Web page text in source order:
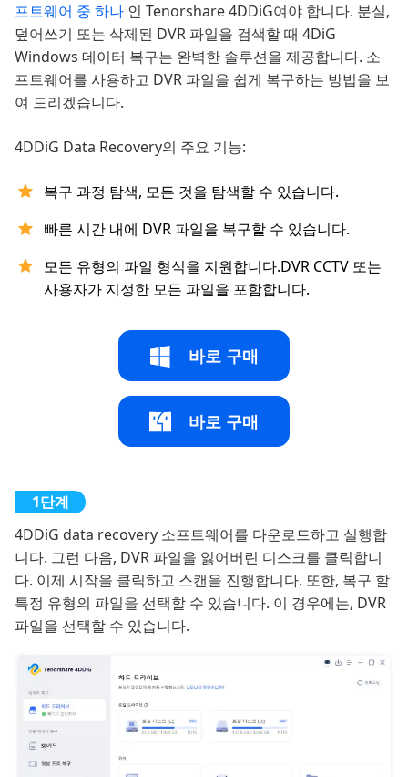
프트웨어 중 하나 인 Tenorshare 4DDiG여야 합니다. 분실,
덮어쓰기 또는 삭제된 DVR 파일을 검색할 때 4DiG
Windows 데이터 복구는 완벽한 솔루션을 제공합니다. 소
프트웨어를 사용하고 DVR 파일을 쉽게 복구하는 방법을 보
여 드리겠습니다.
4DDiG Data Recovery의 주요 기능:
복구 과정 탐색, 모든 것을 탐색할 수 있습니다.
빠른 시간 내에 DVR 파일을 복구할 수 있습니다.
모든 유형의 파일 형식을 지원합니다.DVR CCTV 또는
사용자가 지정한 모든 파일을 포함합니다.
바로 구매
바로 구매
4DDiG data recovery 소프트웨어를 다운로드하고 실행합
니다. 그런 다음, DVR 파일을 잃어버린 디스크를 클릭합니
다. 이제 시작을 클릭하고 스캔을 진행합니다. 또한, 복구 할
특정 유형의 파일을 선택할 수 있습니다. 이 경우에는, DVR
파일을 선택할 수 있습니다.